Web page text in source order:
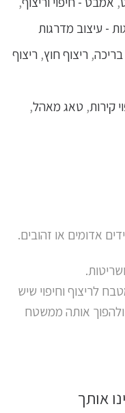
- עיצוב מדרגות
בריכה, ריצוף חוץ, ריצוף
קירות, טאג מאהל,
אדומים או זהובים.
לריצוף וחיפוי שיש
ולהפוך אותה ממשטח
אותך